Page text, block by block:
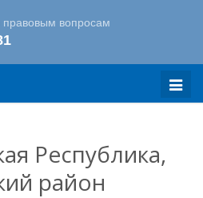
Меню
Республика,
район